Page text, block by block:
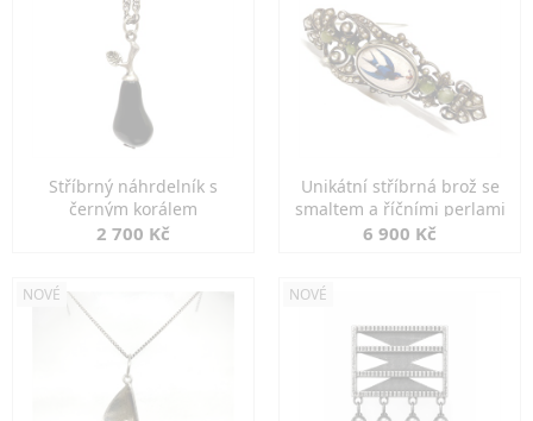
Stříbrný náhrdelník s
černým korálem
2 700 Kč
Unikátní stříbrná brož se
smaltem a říčními perlami
6 900 Kč
NOVÉ NOVÉ